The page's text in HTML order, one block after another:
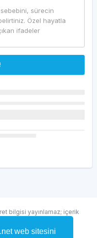
web sitesini
bilgisi yayınlamaz; içerik